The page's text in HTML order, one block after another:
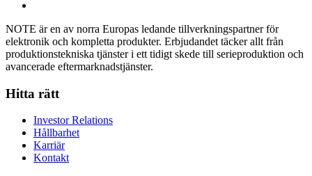
NOTE är en av norra Europas ledande tillverkningspartner för
elektronik och kompletta produkter. Erbjudandet täcker allt från
produktionstekniska tjänster i ett tidigt skede till serieproduktion och
avancerade eftermarknadstjänster.
Hitta rätt
Investor Relations
Hållbarhet
Karriär
Kontakt